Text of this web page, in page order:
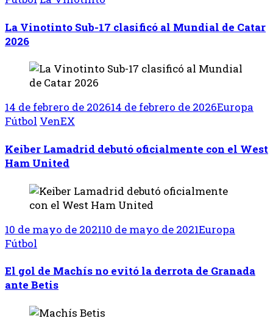
La Vinotinto Sub-17 clasificó al Mundial de Catar
2026
14 de febrero de 202614 de febrero de 2026Europa
Fútbol VenEX
Keiber Lamadrid debutó oficialmente con el West
Ham United
10 de mayo de 202110 de mayo de 2021Europa
Fútbol
El gol de Machís no evitó la derrota de Granada
ante Betis